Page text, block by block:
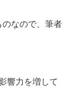
なので、筆者
響力を増して